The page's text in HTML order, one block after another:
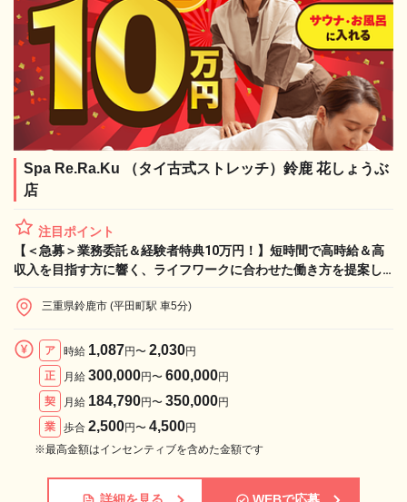
Spa Re.Ra.Ku （タイ古式ストレッチ）鈴鹿 花しょうぶ
店
注目ポイント
【＜急募＞業務委託＆経験者特典10万円！】短時間で高時給＆高
収入を目指す方に響く、ライフワークに合わせた働き方を提案し
三重県鈴鹿市 (平田町駅 車5分)
ア 時給 1,087円〜 2,030円
正
月給 300,000円〜 600,000円
契
月給 184,790円〜 350,000円
業
歩合 2,500円〜 4,500円
※最高金額はインセンティブを含めた金額です